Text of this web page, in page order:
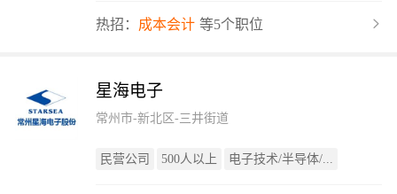
热招： 成本会计 等5个职位
星海电子
常州市-新北区-三井街道
民营公司 500人以上 电子技术/半导体/...